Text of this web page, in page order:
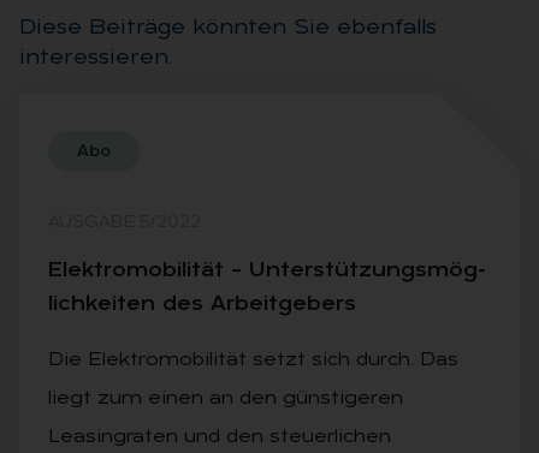
Diese Beiträge könnten Sie ebenfalls
interessieren.
Abo
Elek­tro­mo­bi­li­tät – Un­ter­stüt­zungs­mög­
lich­kei­ten des Ar­beit­ge­bers
Die Elektromobilität setzt sich durch. Das
liegt zum einen an den günstigeren
Leasingraten und den steuerlichen